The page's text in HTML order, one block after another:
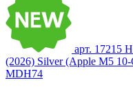
арт. 17215
(2026) Silver (Apple M5
MDH74